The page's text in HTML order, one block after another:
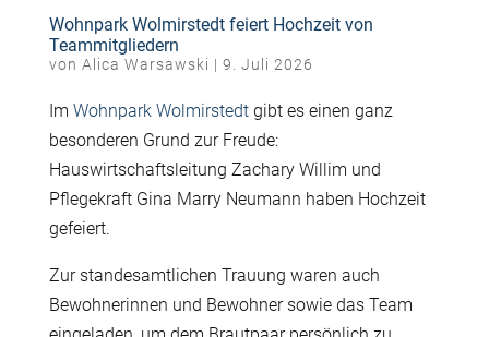
Wohnpark Wolmirstedt feiert Hochzeit von
Teammitgliedern
von Alica Warsawski | 9. Juli 2026
Im Wohnpark Wolmirstedtgibt es einen ganz
besonderen Grund zur Freude:
Hauswirtschaftsleitung Zachary Willim und
Pflegekraft Gina Marry Neumann haben Hochzeit
gefeiert.
Zur standesamtlichen Trauung waren auch
Bewohnerinnen und Bewohner sowie das Team